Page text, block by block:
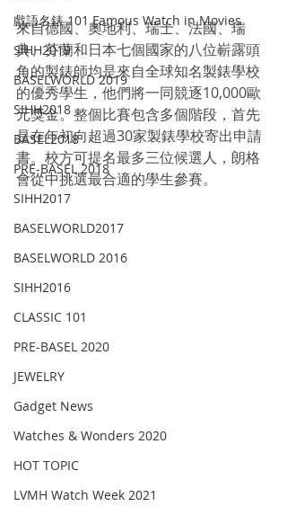
戲語名錶 101 Famous Watch in Movies
SIHH2019
BASELWORLD 2019
SIHH2018
BASEL2018
PRE-BASEL 2018
SIHH2017
BASELWORLD2017
BASELWORLD 2016
SIHH2016
CLASSIC 101
PRE-BASEL 2020
JEWELRY
Gadget News
Watches & Wonders 2020
HOT TOPIC
LVMH Watch Week 2021
來自德國、奧地利、瑞士、法國、瑞
典、芬蘭和日本七個國家的八位嶄露頭
角的製錶師均是來自全球知名製錶學校
的優秀學生，他們將一同競逐10,000歐
元獎金。整個比賽包含多個階段，首先
是在年初向超過30家製錶學校寄出申請
書。校方可提名最多三位候選人，朗格
會從中挑選最合適的學生參賽。